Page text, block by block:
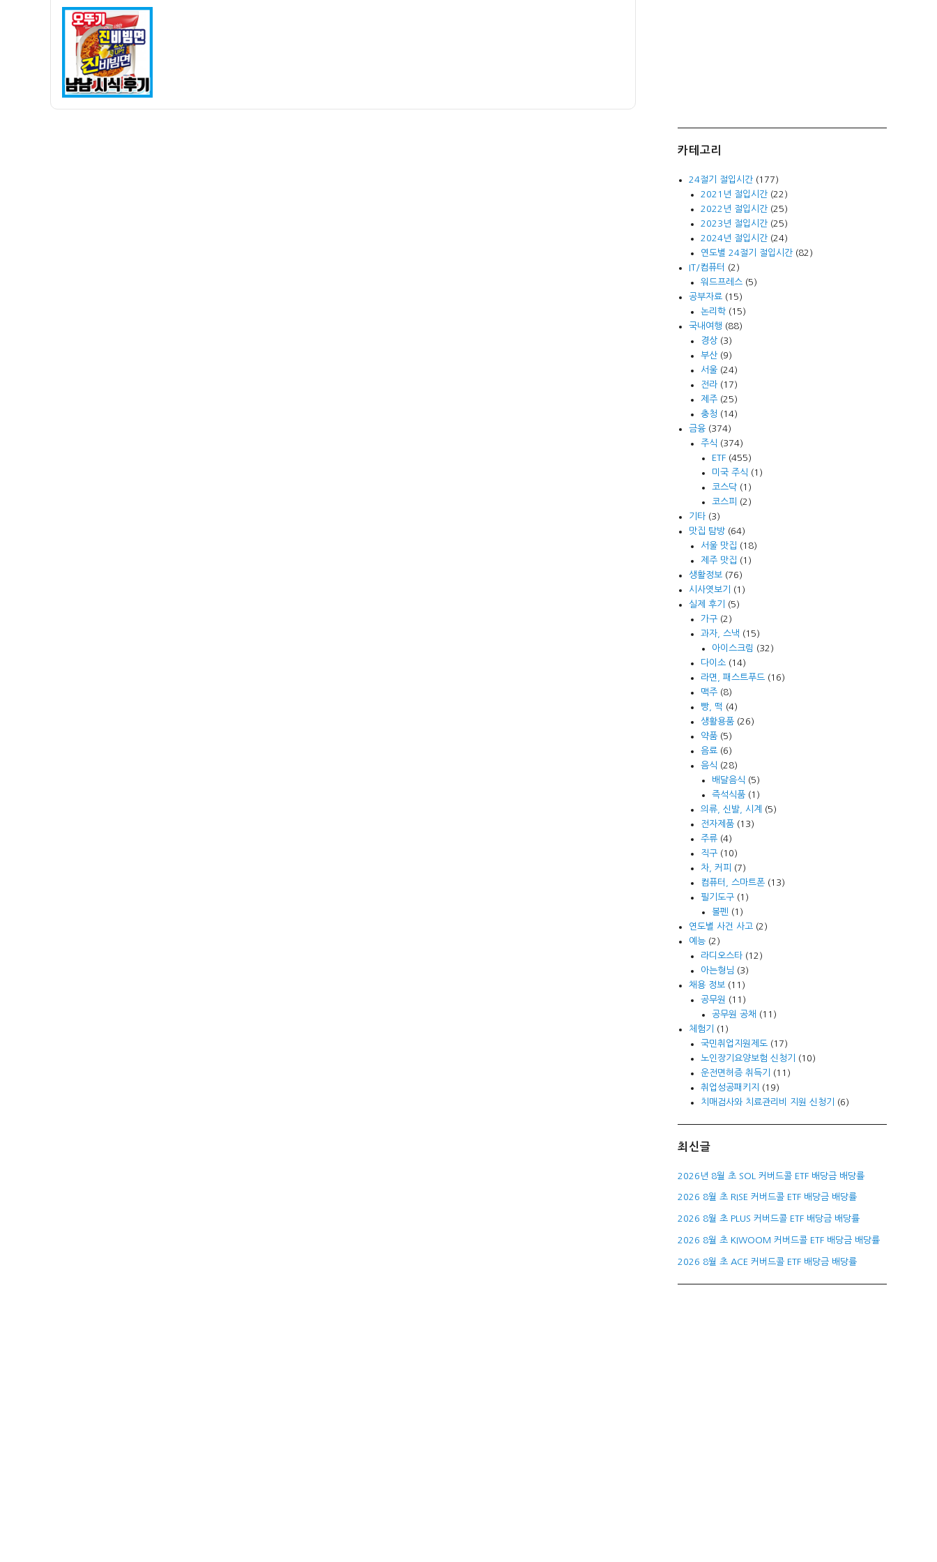
카테고리
24절기 절입시간 (177)
2021년 절입시간(22)
2022년 절입시간(25)
2023년 절입시간(25)
2024년 절입시간(24)
연도별 24절기 절입시간(82)
IT/컴퓨터
(2)
워드프레스(5)
공부자료 (15)
논리학(15)
국내여행 (88)
경상(3)
부산(9)
서울(24)
전라(17)
제주(25)
충청 (14)
금융 (374)
주식 (374)
ETF(455)
미국 주식 (1)
코스닥(1)
코스피
(2)
기타 (3)
맛집 탐방 (64)
서울 맛집 (18)
제주 맛집 (1)
생활정보 (76)
시사엿보기
(1)
실제 후기
(5)
가구(2)
과자, 스낵 (15)
아이스크림 (32)
다이소(14)
라면, 패스트푸드(16)
맥주(8)
빵, 떡 (4)
생활용품(26)
약품(5)
음료(6)
음식 (28)
배달음식 (5)
즉석식품(1)
의류, 신발, 시계
(5)
전자제품(13)
주류(4)
직구(10)
차, 커피
(7)
컴퓨터, 스마트폰(13)
필기도구(1)
볼펜 (1)
연도별 사건 사고 (2)
예능 (2)
라디오스타(12)
아는형님 (3)
채용 정보 (11)
공무원
(11)
공무원 공채 (11)
체험기
(1)
국민취업지원제도(17)
노인장기요양보험 신청기
(10)
운전면허증 취득기
(11)
취업성공패키지
(19)
치매검사와 치료관리비 지원 신청기
(6)
최신글
2026년 8월 초 SOL 커버드콜 ETF 배당금 배당률
2026 8월 초 RISE 커버드콜 ETF 배당금 배당률
2026 8월 초 PLUS 커버드콜 ETF 배당금 배당률
2026 8월 초 KIWOOM 커버드콜 ETF 배당금 배당률
2026 8월 초 ACE 커버드콜 ETF 배당금 배당률